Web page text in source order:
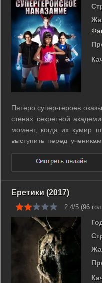
Пятеро супер-героев
стенах секретной
момент, когда их кумир
выступить перед
обучения. Во время
сверхспособности
остаются силы, чтобы
Еретики (2017)
2.4/5 (96